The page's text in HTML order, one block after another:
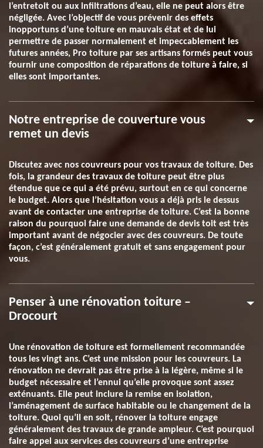
l’entretoit ou aux infiltrations d’eau, elle ne peut alors être
négligée. Avec l’objectif de vous prévenir des effets
inopportuns d’une toiture en mauvais état et de lui
permettre de passer normalement et impeccablement les
futures années, Pro toiture par ses artisans formés peut vous
fournir une composition de réparations de toiture à faire, si
elles sont importantes.
Notre entreprise de couverture vous
remet un devis
Discutez avec nos couvreurs pour vos travaux de toiture. Des
fois, la grandeur des travaux de toiture peut être plus
étendue que ce qui a été prévu, surtout en ce qui concerne
le budget. Alors que l’hésitation vous a déjà pris le dessus
avant de contacter une entreprise de toiture. C’est la bonne
raison du pourquoi faire une demande de devis toit est très
important avant de négocier avec des couvreurs. De toute
façon, c’est généralement gratuit et sans engagement pour
vous.
Penser à une rénovation toiture –
Drocourt
Une rénovation de toiture est formellement recommandée
tous les vingt ans. C’est une mission pour les couvreurs. La
rénovation ne devrait pas être prise à la légère, même si le
budget nécessaire et l’ennui qu’elle provoque sont assez
exténuants. Elle peut inclure la remise en isolation,
l’aménagement de surface habitable ou le changement de la
toiture. Quoi qu’il en soit, rénover la toiture engage
généralement des travaux de grande ampleur. C’est pourquoi
faire appel aux services des couvreurs d’une entreprise